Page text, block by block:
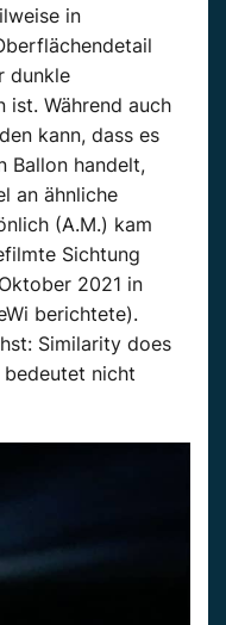
in
dunkle
ist. Während auch
kann, dass es
Ballon handelt,
an ähnliche
(A.M.) kam
Sichtung
2021 in
berichtete).
Similarity does
nicht